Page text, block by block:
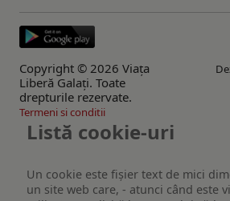
Copyright © 2026 Viaţa
Liberă Galaţi. Toate
drepturile rezervate.
Termeni si conditii
Listă cookie-uri
Un cookie este fişier text de mici
un site web care, - atunci când este